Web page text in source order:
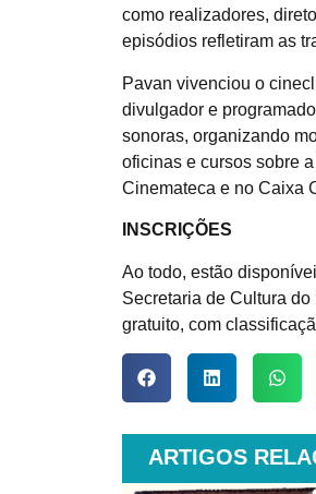
como realizadores,
episódios refletiram as
Pavan vivenciou o
divulgador e
sonoras, organizando
oficinas e cursos sobre
Cinemateca e no Caixa
INSCRIÇÕES
Ao todo, estão
Secretaria de Cultura
gratuito, com
ARTIGOS